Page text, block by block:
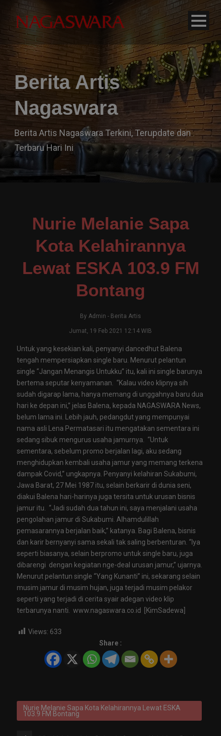
Berita Artis
Nagaswara
Berita Artis Nagaswara Terkini, Terupdate dan
Terbaru Hari Ini
Nurie Melanie Sapa
Kota Kelahirannya
Lewat ESKA 103.9 FM
Bontang
By Admin - Berita Artis
Jumat, 19 Feb 2021 12:14 WIB
Untuk yang kesekian kali, penyanyi dancedhut Balena
tengah mempersiapkan single baru. Menurut pelantun
single “Jangan Menangis Untukku” itu, kali ini single barunya
bertema seputar kenyamanan. “Kalau video klipnya sih
sudah digarap lama, hanya memang di unggahnya baru dua
hari ke depan ini,” jelas Balena, kepada NAGASWARA News,
belum lama ini. Lebih jauh, pedangdut yang mempunyai
nama asli Lena Permatasari itu mengatakan sementara ini
sedang sibuk mengurus usaha jamurnya. “Untuk
sementara, sebelum promo berjalan lagi, aku sedang
menghidupkan kembali usaha jamur yang memang terkena
dampak Covid,” ungkapnya. Penyanyi kelahiran Sukabumi,
Jawa Barat, 27 Mei 1987 itu, selain berkarir di dunia seni,
diakui Balena hari-harinya juga tersita untuk urusan bisnis
jamur itu. “Jadi sudah dua tahun ini, saya menjalani usaha
pengolahan jamur di Sukabumi. Alhamdulillah
pemasarannya berjalan baik,” katanya. Bagi Balena, bisnis
dan karir bernyanyi sama sekali tak saling berbenturan. “Iya
seperti biasanya, selain berpromo untuk single baru, juga
dibarengi dengan kegiatan nge-deal urusan jamur,” ujarnya.
Menurut pelantun single “Yang Kunanti” ini, sekarang selain
musim jamur di musim hujan, juga terjadi musim pelakor
seperti yang terjadi di cerita syair adegan video klip
terbarunya nanti. www.nagaswara.co.id [KimSadewa]
Views: 633
Share :
Nurie Melanie Sapa Kota Kelahirannya Lewat ESKA
103.9 FM Bontang
modal-check